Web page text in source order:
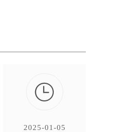

2025-01-05